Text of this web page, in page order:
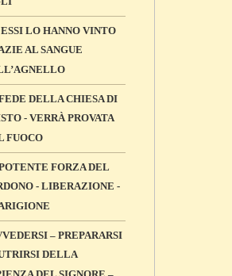
LO HANNO VINTO
AL SANGUE
DELLA CHIESA DI
- VERRÀ PROVATA
FUOCO
FORZA DEL
- LIBERAZIONE -
– PREPARARSI
DELLA